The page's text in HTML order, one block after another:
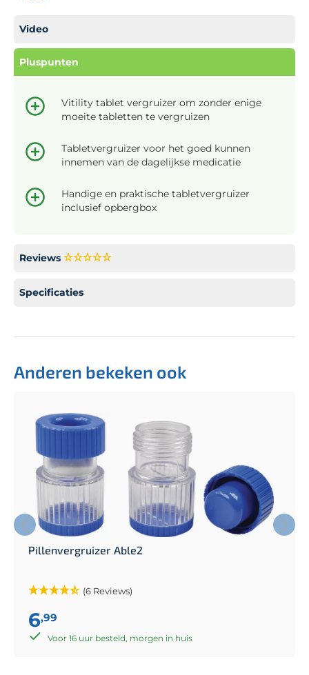
Video
Pluspunten
Vitility tablet vergruizer om zonder enige
moeite tabletten te vergruizen
Tabletvergruizer voor het goed kunnen
innemen van de dagelijkse medicatie
Handige en praktische tabletvergruizer
inclusief opbergbox
Reviews
Specificaties
Anderen bekeken ook
Pillenvergruizer Able2
(6 Reviews)
6,99
Voor 16 uur besteld, morgen in huis